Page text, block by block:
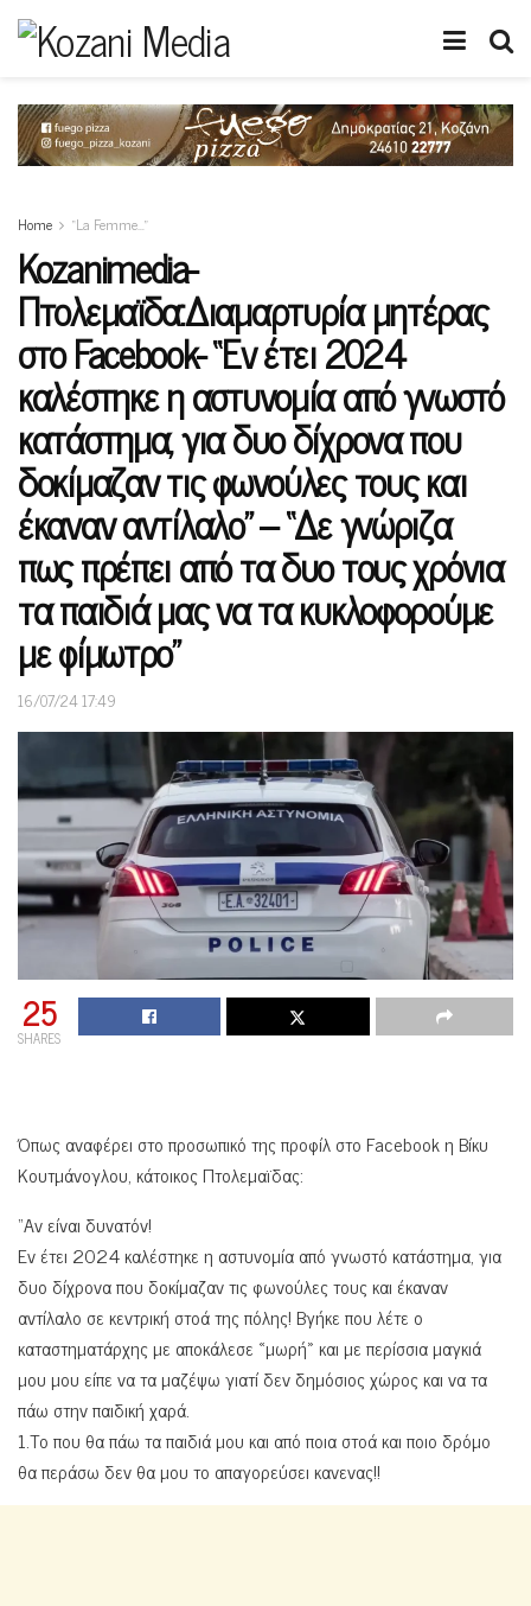
Home “La Femme…”
Kozanimedia-
Πτολεμαϊδα:Διαμαρτυρία μητέρας
στο Facebook- “Εν έτει 2024
καλέστηκε η αστυνομία από γνωστό
κατάστημα, για δυο δίχρονα που
δοκίμαζαν τις φωνούλες τους και
έκαναν αντίλαλο” – “Δε γνώριζα
πως πρέπει από τα δυο τους χρόνια
τα παιδιά μας να τα κυκλοφορούμε
με φίμωτρο”
16/07/24 17:49
25
SHARES
Όπως αναφέρει στο προσωπικό της προφίλ στο Facebook η Βίκυ
Κουτμάνογλου, κάτοικος Πτολεμαϊδας:
“Αν είναι δυνατόν!
Εν έτει 2024 καλέστηκε η αστυνομία από γνωστό κατάστημα, για
δυο δίχρονα που δοκίμαζαν τις φωνούλες τους και έκαναν
αντίλαλο σε κεντρική στοά της πόλης! Βγήκε που λέτε ο
καταστηματάρχης με αποκάλεσε «μωρή» και με περίσσια μαγκιά
μου μου είπε να τα μαζέψω γιατί δεν δημόσιος χώρος και να τα
πάω στην παιδική χαρά.
1.Το που θα πάω τα παιδιά μου και από ποια στοά και ποιο δρόμο
θα περάσω δεν θα μου το απαγορεύσει κανενας!!